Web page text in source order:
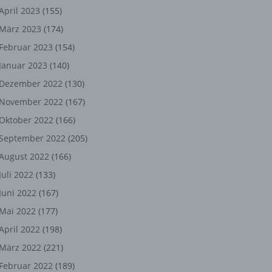
2023 (155)
März 2023 (174)
Februar 2023 (154)
Januar 2023 (140)
Dezember 2022 (130)
November 2022 (167)
Oktober 2022 (166)
September 2022 (205)
2022 (166)
Juli 2022 (133)
Juni 2022 (167)
Mai 2022 (177)
2022 (198)
März 2022 (221)
Februar 2022 (189)
oder